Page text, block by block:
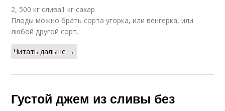
2, 500 кг слива1 кг сахар
Плоды можно брать сорта угорка, или венгерка, или
любой другой сорт.
Читать дальше →
Густой джем из сливы без